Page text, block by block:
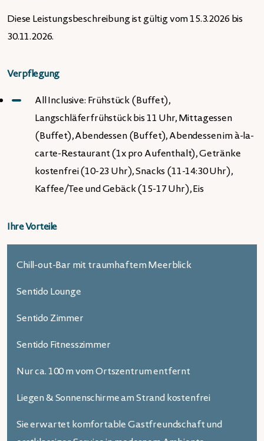
Diese Leistungsbeschreibung ist gültig vom 15.3.2026 bis
30.11.2026.
Verpflegung
All Inclusive: Frühstück (Buffet),
Langschläferfrühstück bis 11 Uhr, Mittagessen
(Buffet), Abendessen (Buffet), Abendessen im à-la-
carte-Restaurant (1x pro Aufenthalt), Getränke
kostenfrei (10-23 Uhr), Snacks (11-14:30 Uhr),
Kaffee/Tee und Gebäck (15-17 Uhr), Eis
Ihre Vorteile
Chill-out-Bar mit traumhaftem Meerblick
Sentido Lounge
Sentido Zimmer
Sentido Fitnesszimmer
Nur ca. 100 m vom Ortszentrum entfernt
Liegen & Sonnenschirme am Strand kostenfrei
Sie erwartet komfortable Gastfreundschaft und